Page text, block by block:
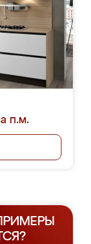
п.м.